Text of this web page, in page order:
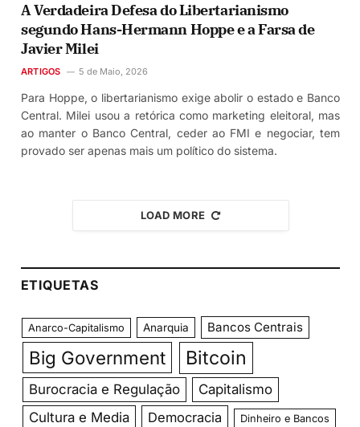
A Verdadeira Defesa do Libertarianismo
segundo Hans-Hermann Hoppe e a Farsa de
Javier Milei
ARTIGOS 5 de Maio, 2026
Para Hoppe, o libertarianismo exige abolir o estado e Banco
Central. Milei usou a retórica como marketing eleitoral, mas
ao manter o Banco Central, ceder ao FMI e negociar, tem
provado ser apenas mais um político do sistema.
LOAD MORE
ETIQUETAS
Anarco-Capitalismo Anarquia Bancos Centrais
Big Government Bitcoin
Burocracia e Regulação
Capitalismo
Cultura e Media
Democracia Dinheiro e Bancos